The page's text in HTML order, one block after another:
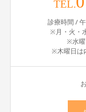
TEL.
診療時間 /
※月・火・
※水曜
※木曜日は